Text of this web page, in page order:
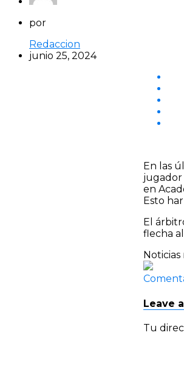
por
Redaccion
junio 25, 2024
En las
jugador
en
Esto
El
flecha
Leave
Tu